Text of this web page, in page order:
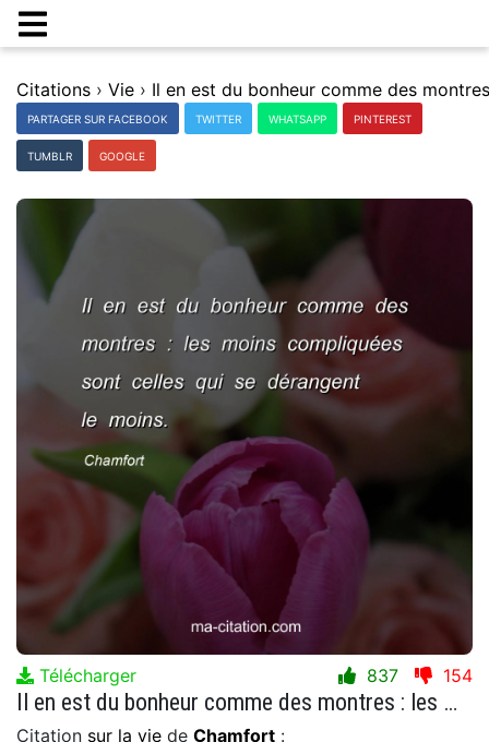
Citations › Vie ›
PARTAGER SUR FACEBOOK TWITTER WHATSAPP PINTEREST
TUMBLR GOOGLE
Télécharger 837 154
Il en est du bonheur comme des montres : les moins compliquÃ©es sont celles qui se dÃ©rangent le moins.
Citation sur la vie de Chamfort :